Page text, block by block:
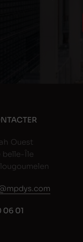
Ouest
belle-Île
06 01